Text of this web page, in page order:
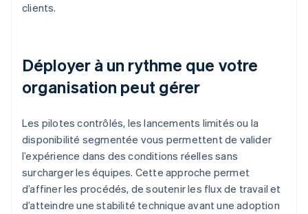
clients.
Déployer à un rythme que votre
organisation peut gérer
Les pilotes contrôlés, les lancements limités ou la
disponibilité segmentée vous permettent de valider
l’expérience dans des conditions réelles sans
surcharger les équipes. Cette approche permet
d’affiner les procédés, de soutenir les flux de travail et
d’atteindre une stabilité technique avant une adoption